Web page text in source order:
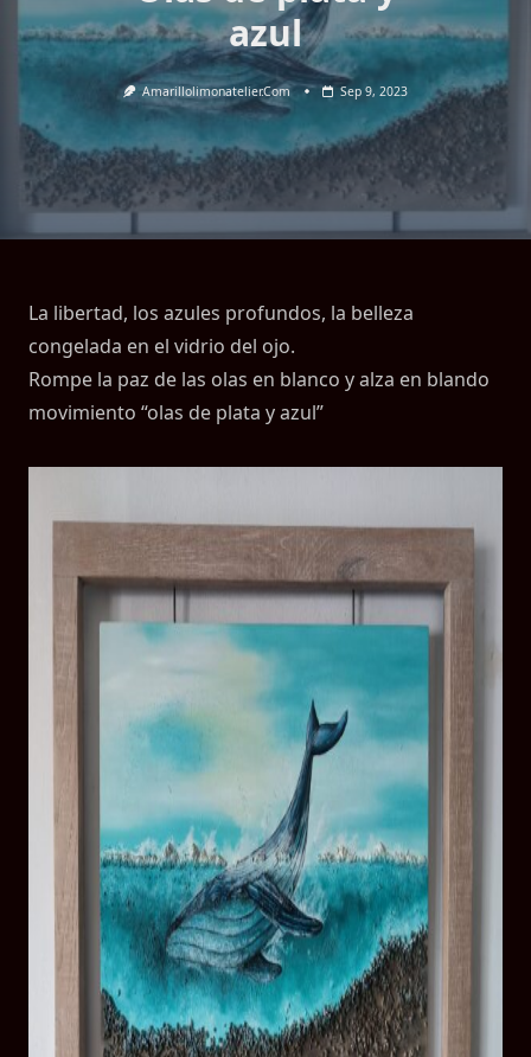
azul
Amarillolimonatelier.com Sep 9, 2023
La libertad, los azules profundos, la belleza
congelada en el vidrio del ojo.
Rompe la paz de las olas en blanco y alza en blando
movimiento “olas de plata y azul”